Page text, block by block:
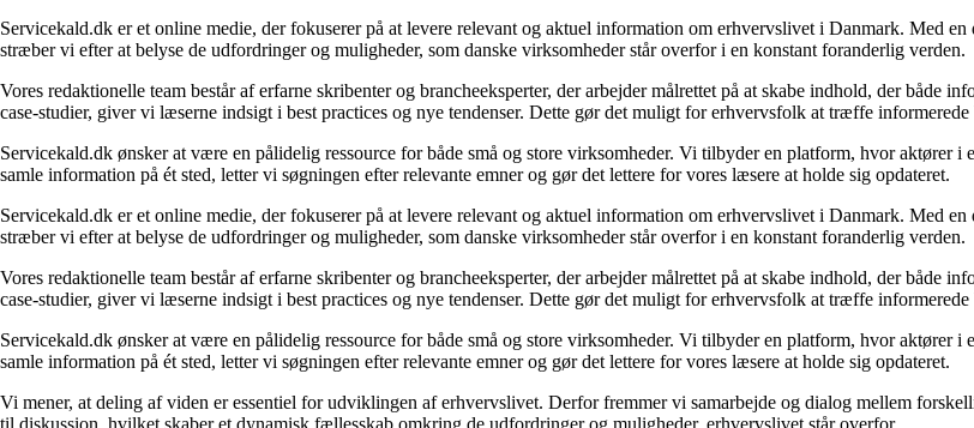
Servicekald.dk er et online medie, der fokuserer på at levere relevant og aktuel information om erhvervslivet i Danmark. Med
stræber vi efter at belyse de udfordringer og muligheder, som danske virksomheder står overfor i en konstant foranderlig verden.
Vores redaktionelle team består af erfarne skribenter og brancheeksperter, der arbejder målrettet på at skabe indhold, der både
case-studier, giver vi læserne indsigt i best practices og nye tendenser. Dette gør det muligt for erhvervsfolk at træffe
Servicekald.dk ønsker at være en pålidelig ressource for både små og store virksomheder. Vi tilbyder en platform, hvor
samle information på ét sted, letter vi søgningen efter relevante emner og gør det lettere for vores læsere at holde sig opdateret.
Servicekald.dk er et online medie, der fokuserer på at levere relevant og aktuel information om erhvervslivet i Danmark. Med
stræber vi efter at belyse de udfordringer og muligheder, som danske virksomheder står overfor i en konstant foranderlig verden.
Vores redaktionelle team består af erfarne skribenter og brancheeksperter, der arbejder målrettet på at skabe indhold, der både
case-studier, giver vi læserne indsigt i best practices og nye tendenser. Dette gør det muligt for erhvervsfolk at træffe
Servicekald.dk ønsker at være en pålidelig ressource for både små og store virksomheder. Vi tilbyder en platform, hvor
samle information på ét sted, letter vi søgningen efter relevante emner og gør det lettere for vores læsere at holde sig opdateret.
Vi mener, at deling af viden er essentiel for udviklingen af erhvervslivet. Derfor fremmer vi samarbejde og dialog mellem